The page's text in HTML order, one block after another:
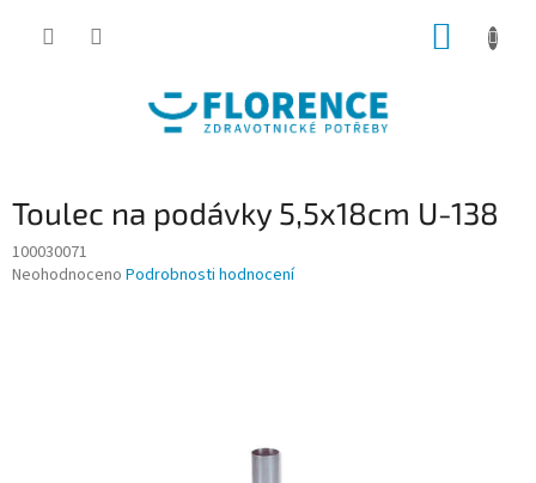
Toulec na podávky 5,5x18cm U-138
100030071
Průměrné
Neohodnoceno Podrobnosti hodnocení